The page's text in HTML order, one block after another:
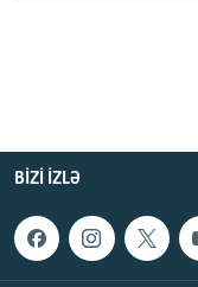
BIZI IZLƏ